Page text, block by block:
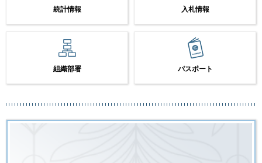
統計情報 入札情報
組織部署 パスポート